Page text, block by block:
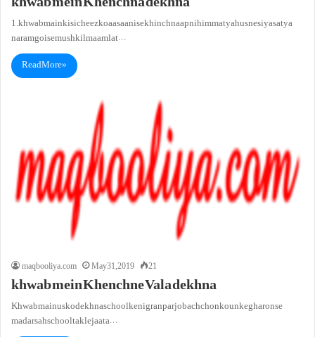
1. khwab main kisi cheez ko aasaani se khinchna apni himmat ya husne siyasat ya
naram goi se mushkil maamlat…
Read More »
maqbooliya.com May 31, 2019 21
khwab mein Khenchne Vala dekhna
Khwab main usko dekhna school ke nigran par jo bachchon ko un ke gharon se
madarsah school tak le jaata…